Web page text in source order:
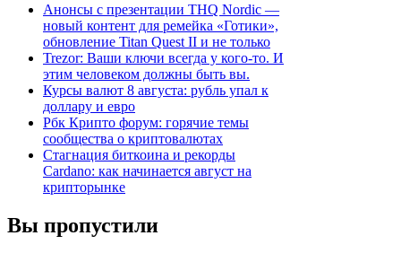
Анонсы с презентации THQ Nordic —
новый контент для ремейка «Готики»,
обновление Titan Quest II и не только
Trezor: Ваши ключи всегда у кого-то. И
этим человеком должны быть вы.
Курсы валют 8 августа: рубль упал к
доллару и евро
Рбк Крипто форум: горячие темы
сообщества о криптовалютах
Стагнация биткоина и рекорды
Cardano: как начинается август на
крипторынке
Вы пропустили